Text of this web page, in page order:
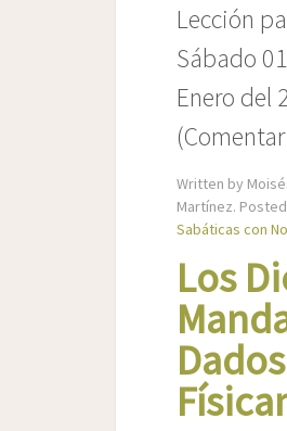
Lección
Sábado
Enero del
Written by
Martínez.
Sabáticas con
Los
Dados